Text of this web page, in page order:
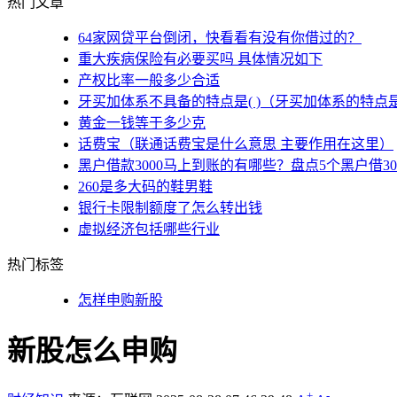
64家网贷平台倒闭，快看看有没有你借过的？
重大疾病保险有必要买吗 具体情况如下
产权比率一般多少合适
牙买加体系不具备的特点是( )（牙买加体系的特点
黄金一钱等于多少克
话费宝（联通话费宝是什么意思 主要作用在这里）
黑户借款3000马上到账的有哪些？盘点5个黑户借
260是多大码的鞋男鞋
银行卡限制额度了怎么转出钱
虚拟经济包括哪些行业
热门标签
怎样申购新股
新股怎么申购